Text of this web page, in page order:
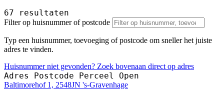
67 resultaten
Filter op huisnummer of postcode
Typ een huisnummer, toevoeging of postcode om sneller het juiste
adres te vinden.
Huisnummer niet gevonden? Zoek bovenaan direct op adres
Adres Postcode Perceel Open
Baltimorehof 1, 2548JN 's-Gravenhage